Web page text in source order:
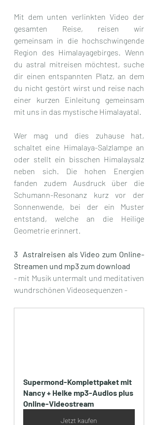
Mit dem unten verlinkten Video der
gesamten Reise, reisen wir
gemeinsam in die hochschwingende
Region des Himalayagebirges. Wenn
du astral mitreisen möchtest, suche
dir einen entspannten Platz, an dem
du nicht gestört wirst und reise nach
einer kurzen Einleitung gemeinsam
mit uns in das mystische Himalayatal.
Wer mag und dies zuhause hat,
schaltet eine Himalaya-Salzlampe an
oder stellt ein bisschen Himalaysalz
neben sich. Die hohen Energien
fanden zudem Ausdruck über die
Schumann-Resonanz kurz vor der
Sonnenwende, bei der ein Muster
entstand, welche an die Heilige
Geometrie erinnert.
3  Astralreisen als Video zum Online-
Streamen und mp3 zum download
- mit Musik untermalt und meditativen
wundrschönen Videosequenzen -
Supermond-Komplettpaket mit
Nancy + Heike mp3-Audios plus
Online-Videostream
Jetzt kaufen